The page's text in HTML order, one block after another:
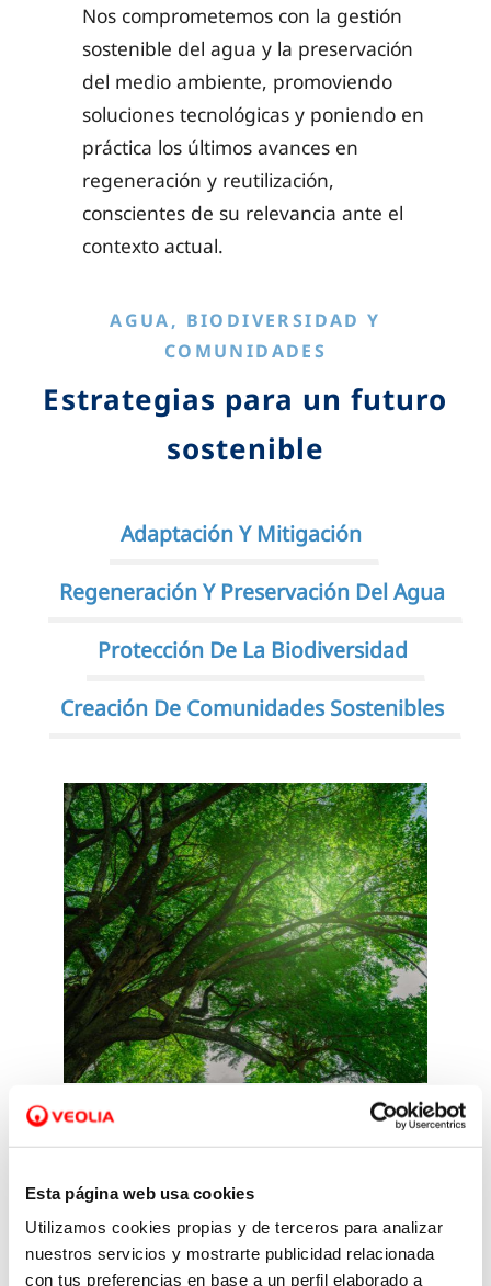
Esta página web usa cookies
Utilizamos cookies propias y de terceros para analizar
nuestros servicios y mostrarte publicidad relacionada
con tus preferencias en base a un perfil elaborado a
Nos comprometemos con la gestión
sostenible del agua y la preservación
del medio ambiente, promoviendo
soluciones tecnológicas y poniendo en
práctica los últimos avances en
regeneración y reutilización,
conscientes de su relevancia ante el
contexto actual.
AGUA, BIODIVERSIDAD Y
COMUNIDADES
Estrategias para un futuro
sostenible
Adaptación Y Mitigación
Regeneración Y Preservación Del Agua
Protección De La Biodiversidad
Creación De Comunidades Sostenibles
Impulsamos tecnologías,
soluciones y medidas para